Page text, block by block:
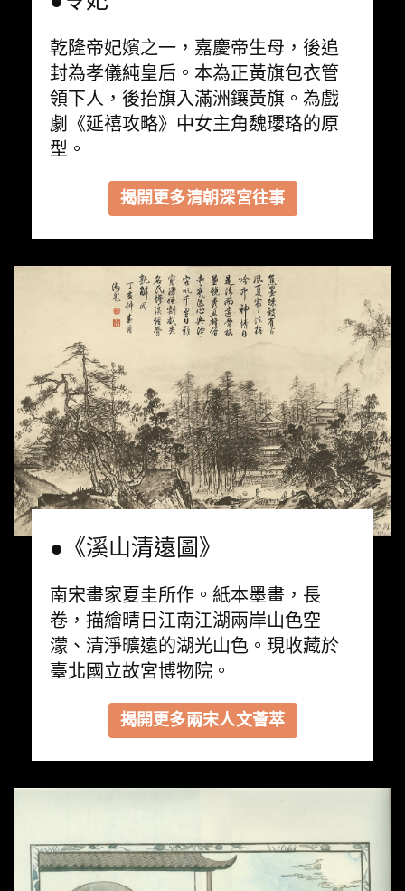
乾隆帝妃嬪之一，嘉慶帝生母，後追
封為孝儀純皇后。本為正黃旗包衣管
領下人，後抬旗入滿洲鑲黃旗。為戲
劇《延禧攻略》中女主角魏瓔珞的原
型。
揭開更多清朝深宮往事
●《溪山清遠圖》
南宋畫家夏圭所作。紙本墨畫，長
卷，描繪晴日江南江湖兩岸山色空
濛、清淨曠遠的湖光山色。現收藏於
臺北國立故宮博物院。
揭開更多兩宋人文薈萃